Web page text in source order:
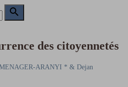

Search
des citoyennetés
ARANYI * & Dejan